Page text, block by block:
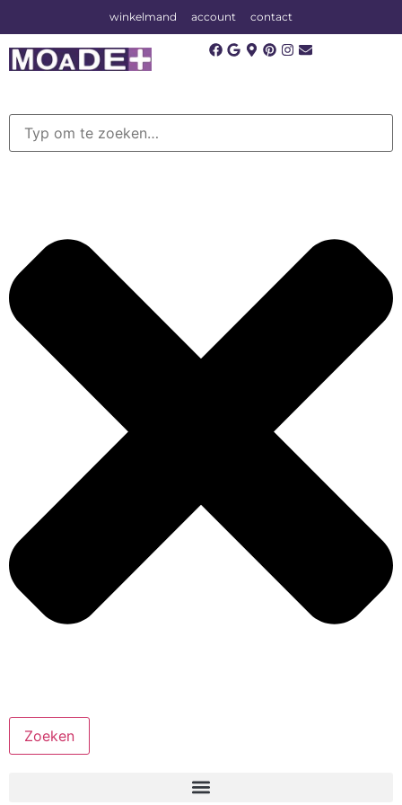
winkelmand account contact
Zoeken